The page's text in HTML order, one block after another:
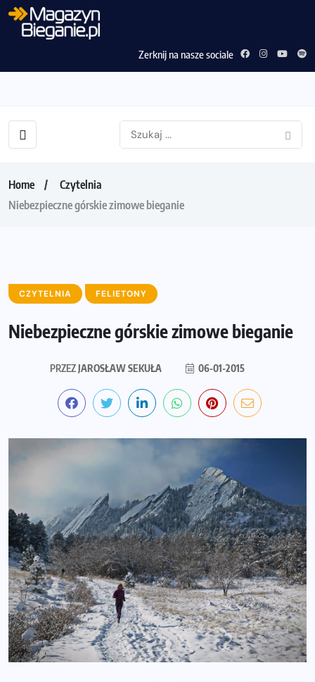
Zerknij na nasze sociale
Home
Czytelnia
Niebezpieczne górskie zimowe bieganie
CZYTELNIA FELIETONY
Niebezpieczne górskie zimowe bieganie
PRZEZJAROSŁAW SEKUŁA 06-01-2015